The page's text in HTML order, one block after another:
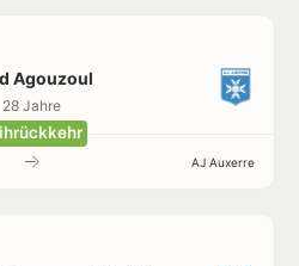
Agouzoul
28 Jahre
AJ Auxerre